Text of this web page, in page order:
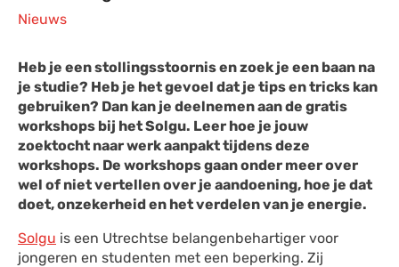
Nieuws
Heb je een stollingsstoornis en zoek je een baan na
je studie? Heb je het gevoel dat je tips en tricks kan
gebruiken? Dan kan je deelnemen aan de gratis
workshops bij het Solgu. Leer hoe je jouw
zoektocht naar werk aanpakt tijdens deze
workshops. De workshops gaan onder meer over
wel of niet vertellen over je aandoening, hoe je dat
doet, onzekerheid en het verdelen van je energie.
Solgu is een Utrechtse belangenbehartiger voor
jongeren en studenten met een beperking. Zij